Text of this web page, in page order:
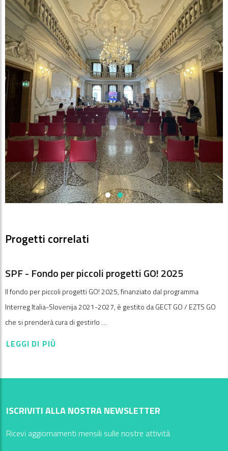
Progetti correlati
SPF - Fondo per piccoli progetti GO! 2025
Il fondo per piccoli progetti GO! 2025, finanziato dal programma
Interreg Italia-Slovenija 2021-2027, è gestito da GECT GO / EZTS GO
che si prenderà cura di gestirlo …
LEGGI DI PIÙ
ISCRIVITI ALLA NOSTRA NEWSLETTER
Ricevi aggiornamenti mensili sulle nostre attività